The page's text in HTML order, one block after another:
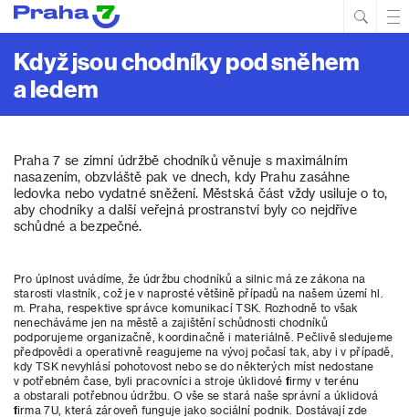
Když jsou chodníky pod sněhem
a ledem
Praha 7 se zimní údržbě chodníků věnuje s maximálním
nasazením, obzvláště pak ve dnech, kdy Prahu zasáhne
ledovka nebo vydatné sněžení. Městská část vždy usiluje o to,
aby chodníky a další veřejná prostranství byly co nejdříve
schůdné a bezpečné.
Pro úplnost uvádíme, že údržbu chodníků a silnic má ze zákona na
starosti vlastník, což je v naprosté většině případů na našem území hl.
m. Praha, respektive správce komunikací TSK. Rozhodně to však
nenecháváme jen na městě a zajištění schůdnosti chodníků
podporujeme organizačně, koordinačně i materiálně. Pečlivě sledujeme
předpovědi a operativně reagujeme na vývoj počasí tak, aby i v případě,
kdy TSK nevyhlásí pohotovost nebo se do některých míst nedostane
v potřebném čase, byli pracovníci a stroje úklidové firmy v terénu
a obstarali potřebnou údržbu. O vše se stará naše správní a úklidová
firma 7U, která zároveň funguje jako sociální podnik. Dostávají zde